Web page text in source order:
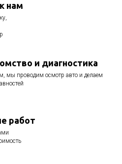
нам
и диагностика
мы проводим осмотр авто и делаем
работ